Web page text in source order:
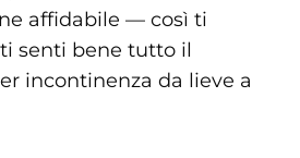
affidabile — così ti
senti bene tutto il
incontinenza da lieve a